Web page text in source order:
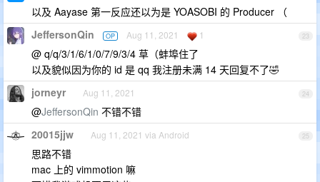
以及 Aayase 第一反应还以为是 YOASOBI 的 Producer （
23
JeffersonQin OP Aug 11, 2021 1
@ q/q/3/1/6/1/0/7/9/3/4 草（蚌埠住了
以及貌似因为你的 id 是 qq 我注册未满 14 天回复不了🤣
24
jorneyr Aug 11, 2021
@JeffersonQin 不错不错
25
20015jjw Aug 11, 2021 via Android
思路不错
mac 上的 vimmotion 嘛